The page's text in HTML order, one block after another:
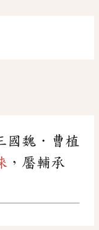
國魏．曹植
，靨輔承